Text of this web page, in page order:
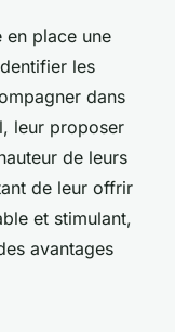
en place une
les
dans
leur proposer
de leurs
de leur offrir
et stimulant,
avantages